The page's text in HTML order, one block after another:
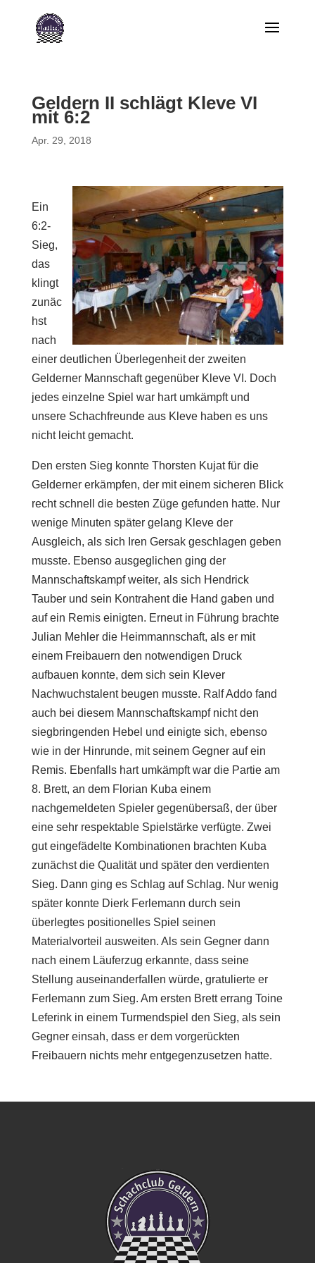
Geldern II schlägt Kleve VI
mit 6:2
Apr. 29, 2018
Ein
6:2-
Sieg,
das
klingt
zunäc
hst
nach
einer deutlichen Überlegenheit der zweiten
Gelderner Mannschaft gegenüber Kleve VI. Doch
jedes einzelne Spiel war hart umkämpft und
unsere Schachfreunde aus Kleve haben es uns
nicht leicht gemacht.
Den ersten Sieg konnte Thorsten Kujat für die
Gelderner erkämpfen, der mit einem sicheren Blick
recht schnell die besten Züge gefunden hatte. Nur
wenige Minuten später gelang Kleve der
Ausgleich, als sich Iren Gersak geschlagen geben
musste. Ebenso ausgeglichen ging der
Mannschaftskampf weiter, als sich Hendrick
Tauber und sein Kontrahent die Hand gaben und
auf ein Remis einigten. Erneut in Führung brachte
Julian Mehler die Heimmannschaft, als er mit
einem Freibauern den notwendigen Druck
aufbauen konnte, dem sich sein Klever
Nachwuchstalent beugen musste. Ralf Addo fand
auch bei diesem Mannschaftskampf nicht den
siegbringenden Hebel und einigte sich, ebenso
wie in der Hinrunde, mit seinem Gegner auf ein
Remis. Ebenfalls hart umkämpft war die Partie am
8. Brett, an dem Florian Kuba einem
nachgemeldeten Spieler gegenübersaß, der über
eine sehr respektable Spielstärke verfügte. Zwei
gut eingefädelte Kombinationen brachten Kuba
zunächst die Qualität und später den verdienten
Sieg. Dann ging es Schlag auf Schlag. Nur wenig
später konnte Dierk Ferlemann durch sein
überlegtes positionelles Spiel seinen
Materialvorteil ausweiten. Als sein Gegner dann
nach einem Läuferzug erkannte, dass seine
Stellung auseinanderfallen würde, gratulierte er
Ferlemann zum Sieg. Am ersten Brett errang Toine
Leferink in einem Turmendspiel den Sieg, als sein
Gegner einsah, dass er dem vorgerückten
Freibauern nichts mehr entgegenzusetzen hatte.